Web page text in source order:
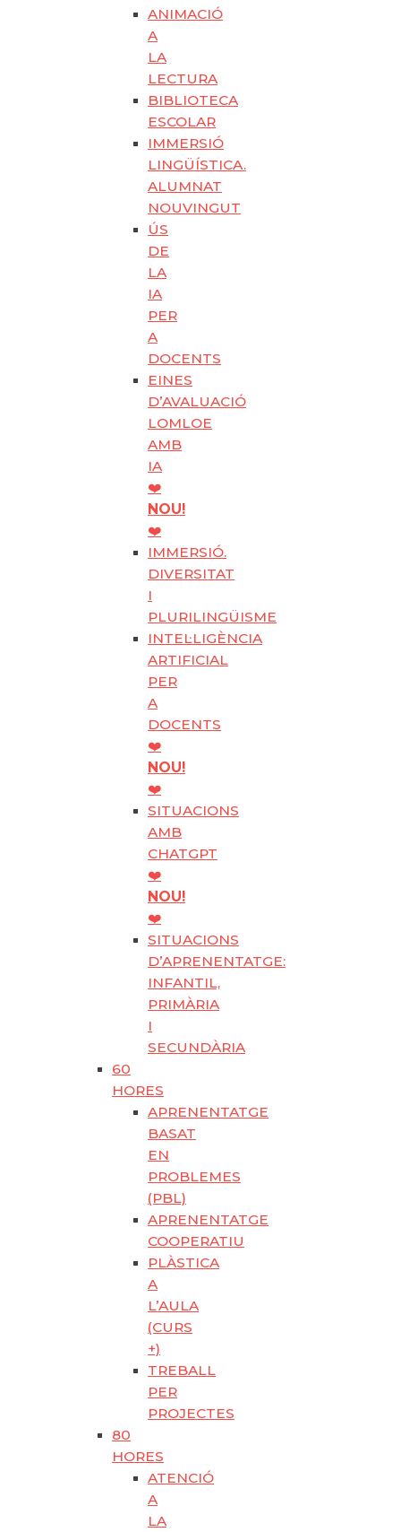
ANIMACIÓ
A
LA
LECTURA
BIBLIOTECA
ESCOLAR
IMMERSIÓ
LINGÜÍSTICA.
ALUMNAT
NOUVINGUT
ÚS
DE
LA
IA
PER
A
DOCENTS
EINES
D’AVALUACIÓ
LOMLOE
AMB
IA
❤️
NOU!
❤️
IMMERSIÓ.
DIVERSITAT
I
PLURILINGÜISME
INTEL·LIGÈNCIA
ARTIFICIAL
PER
A
DOCENTS
❤️
NOU!
❤️
SITUACIONS
AMB
CHATGPT
❤️
NOU!
❤️
SITUACIONS
D’APRENENTATGE:
INFANTIL,
PRIMÀRIA
I
SECUNDÀRIA
60
HORES
APRENENTATGE
BASAT
EN
PROBLEMES
(PBL)
APRENENTATGE
COOPERATIU
PLÀSTICA
A
L’AULA
(CURS
+)
TREBALL
PER
PROJECTES
80
HORES
ATENCIÓ
A
LA